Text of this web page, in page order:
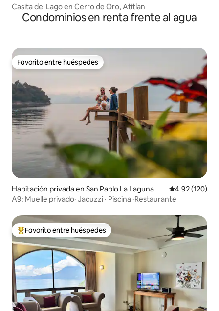
Casita del Lago en Cerro de Oro, Atitlan
Condominios en renta frente al agua
Favorito entre huéspedes
Favorito entre huéspedes
Habitación privada en San Pablo La Laguna Calificación
4.92 (120)
A9: Muelle privado· Jacuzzi · Piscina ·Restaurante
De los mejores en Favorito entre huéspedes
Favorito entre huéspedes